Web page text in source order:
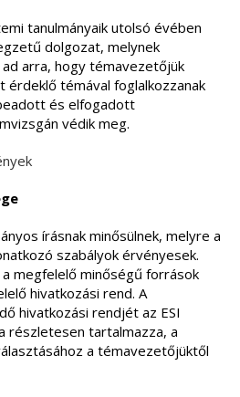
tanulmányaik utolsó évében
dolgozat, melynek
arra, hogy témavezetőjük
témával foglalkozzanak
és elfogadott
védik meg.
írásnak minősülnek, melyre a
szabályok érvényesek.
megfelelő minőségű források
hivatkozási rend. A
hivatkozási rendjét az ESI
részletesen tartalmazza, a
a témavezetőjüktől